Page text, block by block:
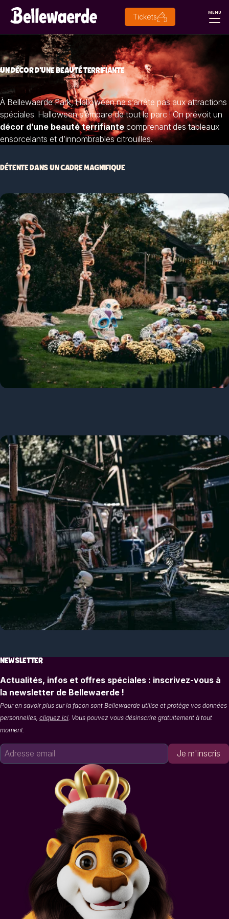
Tickets MENU
UN DÉCOR D'UNE BEAUTÉ TERRIFIANTE
À Bellewaerde Park, Halloween ne s’arrête pas aux attractions
spéciales. Halloween s’empare de tout le parc ! On prévoit un
décor d’une beauté terrifiante comprenant des tableaux
ensorcelants et d’innombrables citrouilles.
DÉTENTE DANS UN CADRE MAGNIFIQUE
NEWSLETTER
Actualités, infos et offres spéciales : inscrivez-vous à
la newsletter de Bellewaerde !
Pour en savoir plus sur la façon sont Bellewaerde utilise et protège vos données
personnelles, cliquez ici. Vous pouvez vous désinscrire gratuitement à tout
moment.
Je m'inscris